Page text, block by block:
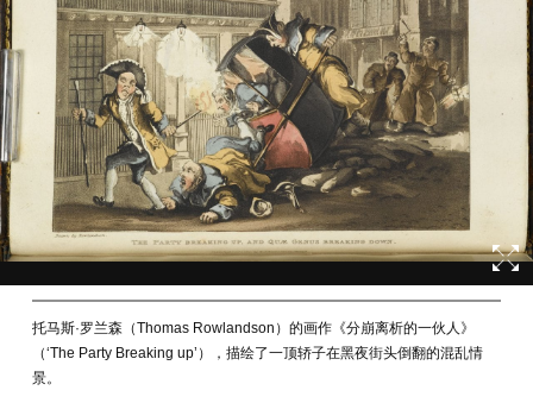
托马斯·罗兰森（Thomas Rowlandson）的画作《分崩离析的一伙人》
（‘The Party Breaking up’），描绘了一顶轿子在黑夜街头倒翻的混乱情
景。